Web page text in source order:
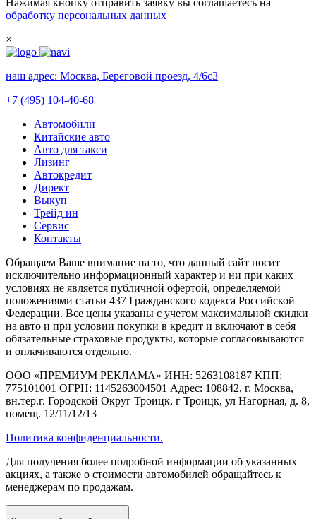
Нажимая кнопку отправить заявку вы соглашаетесь на
обработку персональных данных
×
наш адрес: Москва, Береговой проезд, 4/6с3
+7 (495) 104-40-68
Автомобили
Китайские авто
Авто для такси
Лизинг
Автокредит
Директ
Выкуп
Трейд ин
Сервис
Контакты
Обращаем Ваше внимание на то, что данный сайт носит
исключительно информационный характер и ни при каких
условиях не является публичной офертой, определяемой
положениями статьи 437 Гражданского кодекса Российской
Федерации. Все цены указаны с учетом максимальной скидки
на авто и при условии покупки в кредит и включают в себя
обязательные страховые продукты, которые согласовываются
и оплачиваются отдельно.
ООО «ПРЕМИУМ РЕКЛАМА» ИНН: 5263108187 КПП:
775101001 ОГРН: 1145263004501 Адрес: 108842, г. Москва,
вн.тер.г. Городской Округ Троицк, г Троицк, ул Нагорная, д. 8,
помещ. 12/11/12/13
Политика конфиденциальности.
Для получения более подробной информации об указанных
акциях, а также о стоимости автомобилей обращайтесь к
менеджерам по продажам.